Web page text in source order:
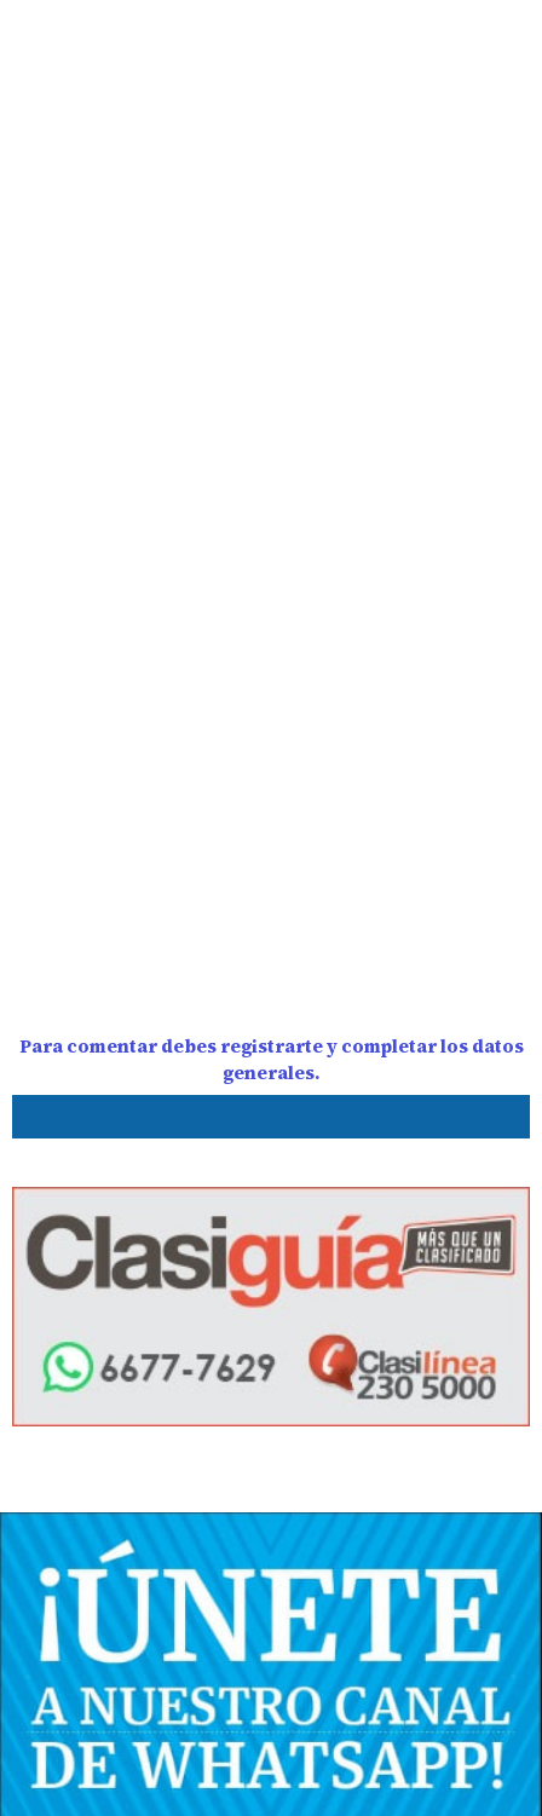
Para comentar debes registrarte y completar los datos
generales.